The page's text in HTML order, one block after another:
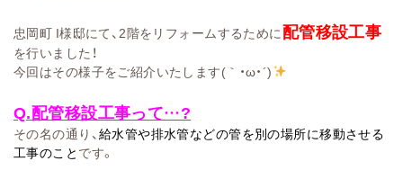
忠岡町 I様邸にて、2階をリフォームするために配管移設工事
を行いました！
今回はその様子をご紹介いたします(｀・ω・´)
Q.配管移設工事って…?
その名の通り、給水管や排水管などの管を別の場所に移動させる
工事のこと です。